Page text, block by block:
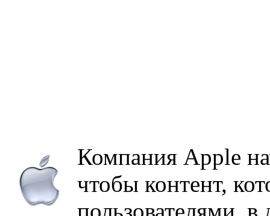
Компания Apple
чтобы контент,
пользователями,